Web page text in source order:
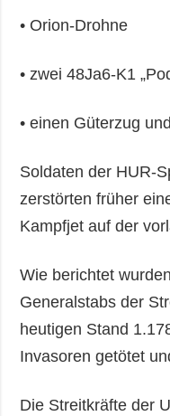
• Orion-Drohne
• zwei 48Ja6-K1
• einen Güterzug
Soldaten der HUR-
zerstörten früher
Kampfjet auf der
Wie berichtet
Generalstabs der
heutigen Stand
Invasoren getötet
Die Streitkräfte der